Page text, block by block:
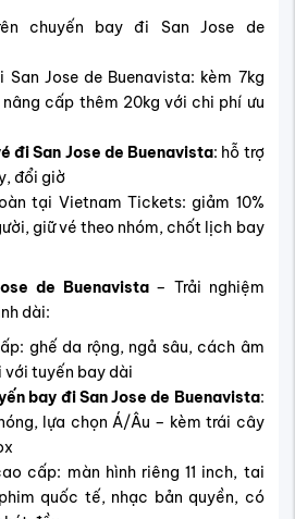
chuyến bay đi San Jose de
Jose de Buenavista: kèm 7kg
cấp thêm 20kg với chi phí ưu
đi San Jose de Buenavista: hỗ trợ
đổi giờ
tại Vietnam Tickets: giảm 10%
giữ vé theo nhóm, chốt lịch bay
de Buenavista– Trải nghiệm
dài:
ghế da rộng, ngả sâu, cách âm
tuyến bay dài
bay đi San Jose de Buenavista:
lựa chọn Á/Âu – kèm trái cây
cấp: màn hình riêng 11 inch, tai
quốc tế, nhạc bản quyền, có